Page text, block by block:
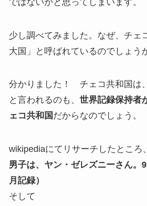
少し調べてみました。なぜ、チェ
大国」と呼ばれているのでしょう
分かりました！ チェコ共和国は
と言われるのも、 世界記録保持者
ェコ共和国 だからなのでしょう。
wikipediaにてリサーチしたところ、
男子は、ヤン・ゼレズニーさん。
月記録）
そして